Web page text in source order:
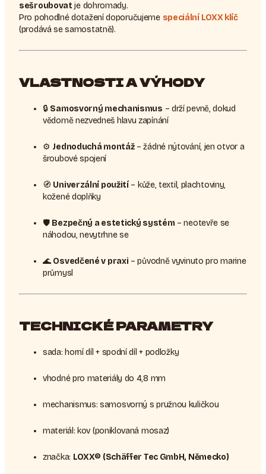
sešroubovat je dohromady.
Pro pohodlné dotažení doporučujeme speciální LOXX klíč
(prodává se samostatně).
VLASTNOSTI A VÝHODY
🔒 Samosvorný mechanismus – drží pevně, dokud
vědomě nezvedneš hlavu zapínání
⚙️ Jednoduchá montáž– žádné nýtování, jen otvor a
šroubové spojení
🧭 Univerzální použití– kůže, textil, plachtoviny,
kožené doplňky
🛡️ Bezpečný a estetický systém – neotevře se
náhodou, nevytrhne se
🌊 Osvedčené v praxi – původně vyvinuto pro marine
průmysl
TECHNICKÉ PARAMETRY
sada: horní díl + spodní díl + podložky
vhodné pro materiály do 4,8 mm
mechanismus: samosvorný s pružnou kuličkou
materiál: kov (poniklovaná mosaz)
značka: LOXX® (Schäffer Tec GmbH, Německo)